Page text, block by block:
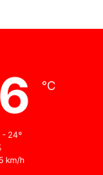
℃
- 24º
km/h